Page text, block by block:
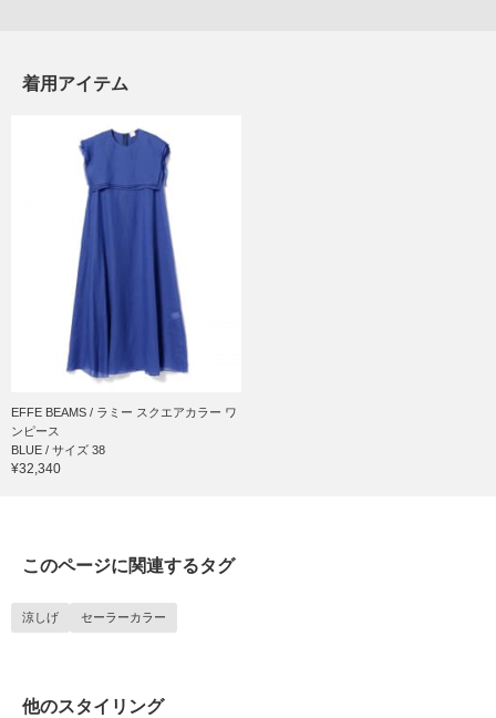
着用アイテム
EFFE BEAMS / ラミー スクエアカラー ワ
ンピース
BLUE / サイズ 38
¥32,340
このページに関連するタグ
涼しげ セーラーカラー
他のスタイリング